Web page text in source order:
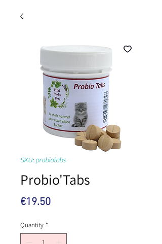
SKU: probiotabs
Probio'Tabs
€19.50Price
Quantity *